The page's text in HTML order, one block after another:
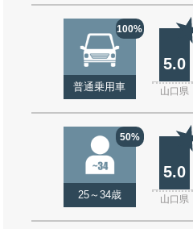
100%
普通乗用車
5.0
山口県
50%
25～34歳
5.0
山口県